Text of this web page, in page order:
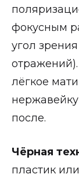
фокусным
угол
лёгкое
после.
Чёрная
пластик